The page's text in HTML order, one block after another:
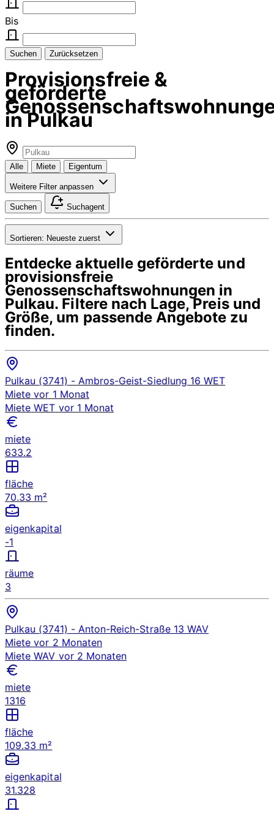
Bis
Suchen Zurücksetzen
Provisionsfreie &
geförderte
in Pulkau
Alle Miete Eigentum
Weitere Filter anpassen
Suchen Suchagent
Sortieren: Neueste zuerst
Entdecke aktuelle geförderte und
provisionsfreie
Genossenschaftswohnungen in
Pulkau. Filtere nach Lage, Preis und
Größe, um passende Angebote zu
finden.
Pulkau (3741) - Ambros-Geist-Siedlung 16 WET
Miete vor 1 Monat
Miete WET vor 1 Monat
miete
633.2
fläche
70.33 m²
eigenkapital
-1
räume
3
Pulkau (3741) - Anton-Reich-Straße 13 WAV
Miete vor 2 Monaten
Miete WAV vor 2 Monaten
miete
1316
fläche
109.33 m²
eigenkapital
31.328